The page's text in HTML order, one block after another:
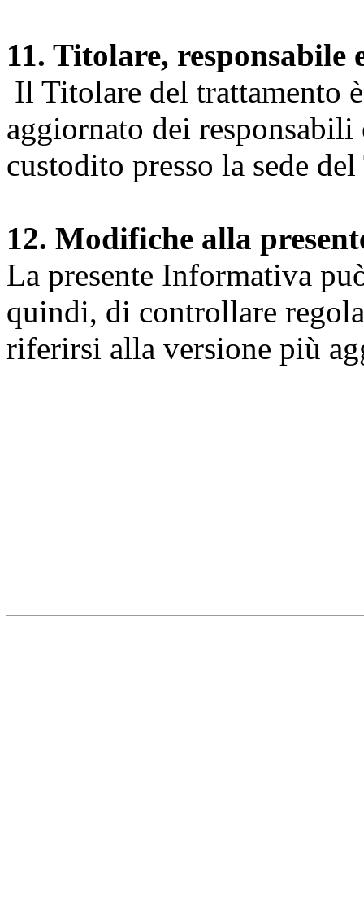
11. Titolare, responsabile
Il Titolare del trattamento
aggiornato dei
custodito presso la sede
12. Modifiche alla
La presente Informativa
quindi, di controllare
riferirsi alla versione più